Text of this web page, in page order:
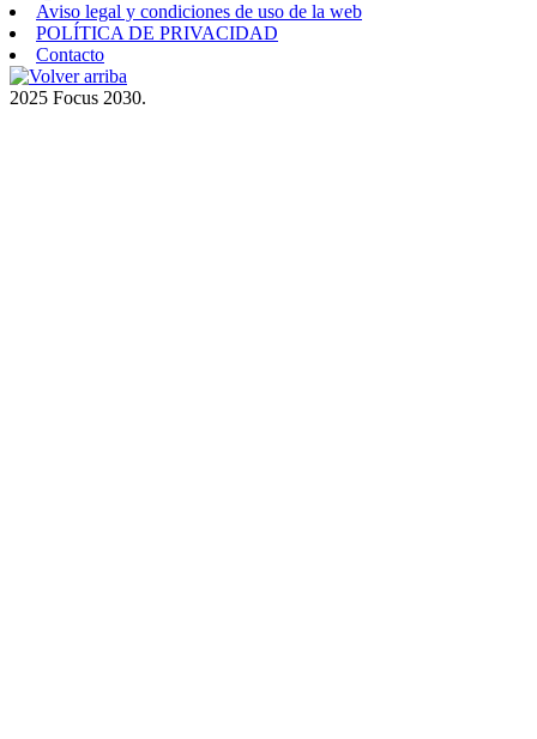
Aviso legal y condiciones de uso de la web
POLÍTICA DE PRIVACIDAD
Contacto
2025 Focus 2030.